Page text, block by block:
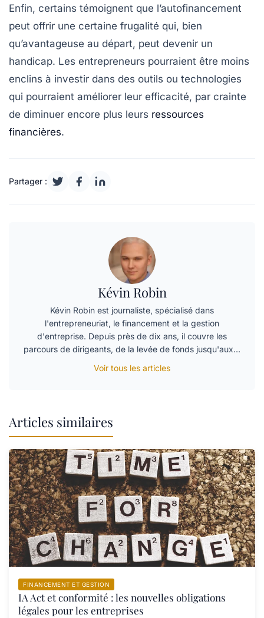
Enfin, certains témoignent que l’autofinancement
peut offrir une certaine frugalité qui, bien
qu’avantageuse au départ, peut devenir un
handicap. Les entrepreneurs pourraient être moins
enclins à investir dans des outils ou technologies
qui pourraient améliorer leur efficacité, par crainte
de diminuer encore plus leurs ressources
financières.
Partager :
Kévin Robin
Kévin Robin est journaliste, spécialisé dans
l'entrepreneuriat, le financement et la gestion
d'entreprise. Depuis près de dix ans, il couvre les
parcours de dirigeants, de la levée de fonds jusqu'aux…
Voir tous les articles
Articles similaires
FINANCEMENT ET GESTION
IA Act et conformité : les nouvelles obligations
légales pour les entreprises